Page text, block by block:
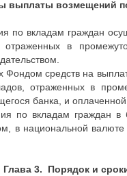
выплаты возмещений
по вкладам граждан
отраженных в
средств на
отраженных в
банка, и оплаченной
по вкладам граждан в
в национальной
Глава 3. Порядок и